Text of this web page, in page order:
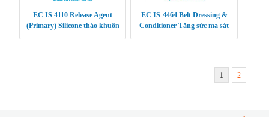
EC IS 4110 Release Agent
(Primary) Silicone tháo khuôn
EC IS-4464 Belt Dressing &
Conditioner Tăng sức ma sát
1 2